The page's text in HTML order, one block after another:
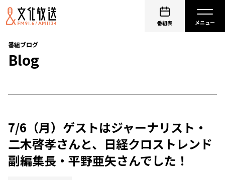
番組表
番組ブログ
Blog
7/6（月）ゲストはジャーナリスト・
二木啓孝さんと、日経クロストレンド
副編集長・平野亜矢さんでした！